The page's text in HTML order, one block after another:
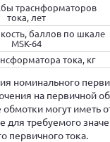
траснформаторов
тока, лет
баллов по шкале
MSK-64
тока, кг
номинального
на первичной
могут иметь
для требуемого
первичного тока.